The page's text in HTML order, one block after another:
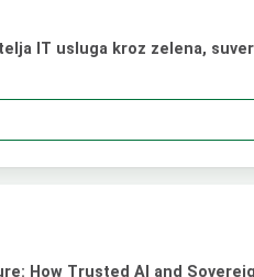
IT usluga kroz zelena,
How Trusted AI and